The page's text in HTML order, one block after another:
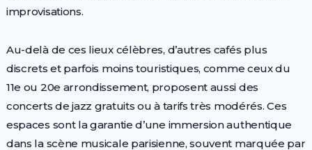
improvisations.
Au-delà de ces lieux célèbres, d’autres cafés plus
discrets et parfois moins touristiques, comme ceux du
11e ou 20e arrondissement, proposent aussi des
concerts de jazz gratuits ou à tarifs très modérés. Ces
espaces sont la garantie d’une immersion authentique
dans la scène musicale parisienne, souvent marquée par